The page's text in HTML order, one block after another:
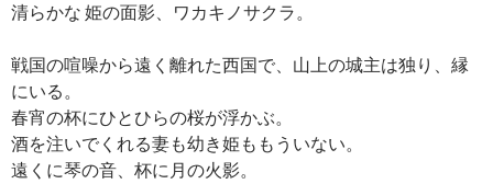
清らかな 姫の面影、ワカキノサクラ。
戦国の喧噪から遠く離れた西国で、山上の城主は独り、縁
にいる。
春宵の杯にひとひらの桜が浮かぶ。
酒を注いでくれる妻も幼き姫ももういない。
遠くに琴の音、杯に月の火影。